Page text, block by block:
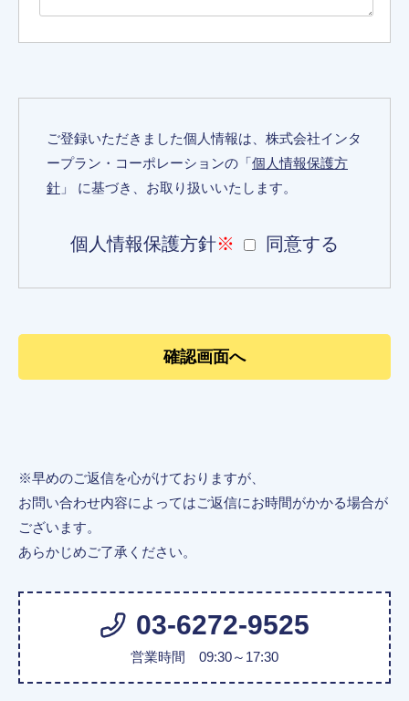
ご登録いただきました個人情報は、株式会社インタ
ープラン・コーポレーションの「個人情報保護方
針 」 に基づき、お取り扱いいたします。
個人情報保護方針※ 同意する
※早めのご返信を心がけておりますが、
お問い合わせ内容によってはご返信にお時間がかかる場合が
ございます。
あらかじめご了承ください。
03-6272-9525
営業時間 09:30～17:30